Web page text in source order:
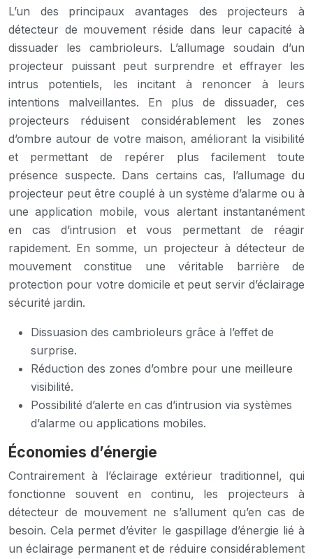
L’un des principaux avantages des projecteurs à
détecteur de mouvement réside dans leur capacité à
dissuader les cambrioleurs. L’allumage soudain d’un
projecteur puissant peut surprendre et effrayer les
intrus potentiels, les incitant à renoncer à leurs
intentions malveillantes. En plus de dissuader, ces
projecteurs réduisent considérablement les zones
d’ombre autour de votre maison, améliorant la visibilité
et permettant de repérer plus facilement toute
présence suspecte. Dans certains cas, l’allumage du
projecteur peut être couplé à un système d’alarme ou à
une application mobile, vous alertant instantanément
en cas d’intrusion et vous permettant de réagir
rapidement. En somme, un projecteur à détecteur de
mouvement constitue une véritable barrière de
protection pour votre domicile et peut servir d’éclairage
sécurité jardin.
Dissuasion des cambrioleurs grâce à l’effet de
surprise.
Réduction des zones d’ombre pour une meilleure
visibilité.
Possibilité d’alerte en cas d’intrusion via systèmes
d’alarme ou applications mobiles.
Économies d’énergie
Contrairement à l’éclairage extérieur traditionnel, qui
fonctionne souvent en continu, les projecteurs à
détecteur de mouvement ne s’allument qu’en cas de
besoin. Cela permet d’éviter le gaspillage d’énergie lié à
un éclairage permanent et de réduire considérablement